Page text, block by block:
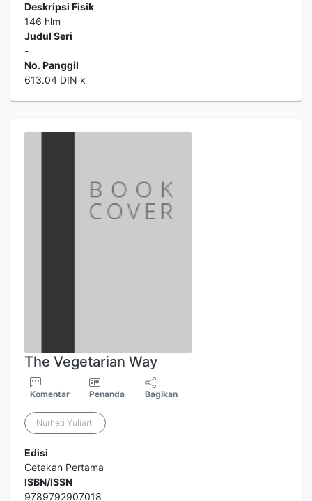
Deskripsi Fisik
146 hlm
Judul Seri
-
No. Panggil
613.04 DIN k
The Vegetarian Way
Komentar Penanda Bagikan
Nurheti Yuliarti
Edisi
Cetakan Pertama
ISBN/ISSN
9789792907018